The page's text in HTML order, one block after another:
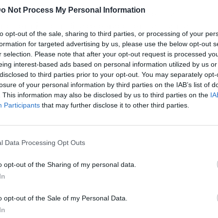
Not Process My Personal Information
opt-out of the sale, sharing to third parties, or processing of your
for targeted advertising by us, please use the below opt-out
selection. Please note that after your opt-out request is processed
interest-based ads based on personal information utilized by us
to third parties prior to your opt-out. You may separately
of your personal information by third parties on the IAB’s list of
This information may also be disclosed by us to third parties on the
Participants that may further disclose it to other third parties.
Data Processing Opt Outs
opt-out of the Sharing of my personal data.
opt-out of the Sale of my Personal Data.
activas de las redes sociales. Las
Tennis Tour Disa celebrados en Las Palmas
a colocar a la ciudad en Instagram con
fechas. Las jugadoras no han querido dejar
su paso por la capital grancanaria, en
a los que le lleva su agenda